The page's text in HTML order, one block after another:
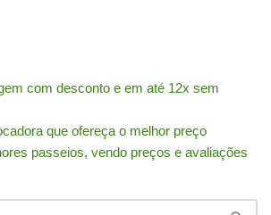
com desconto e em até 12x sem
que ofereça o melhor preço
passeios, vendo preços e avaliações